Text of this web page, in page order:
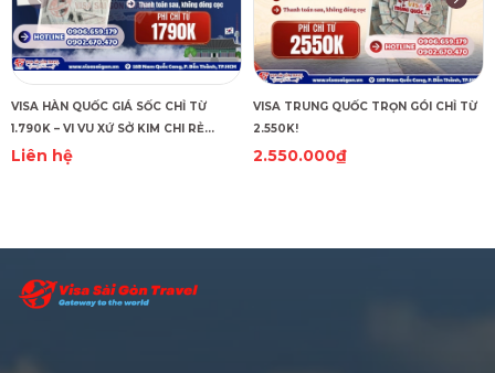
VISA HÀN QUỐC GIÁ SỐC CHỈ TỪ
1.790K – VI VU XỨ SỞ KIM CHI RẺ
CHƯA TỪNG THẤY!
Liên hệ
VISA TRUNG QUỐC TRỌN GÓI CHỈ TỪ
2.550K!
2.550.000₫